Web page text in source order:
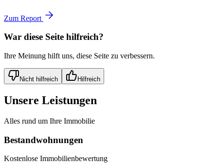
Zum Report
War diese Seite hilfreich?
Ihre Meinung hilft uns, diese Seite zu verbessern.
Nicht hilfreich Hilfreich
Unsere Leistungen
Alles rund um Ihre Immobilie
Bestandwohnungen
Kostenlose Immobilienbewertung